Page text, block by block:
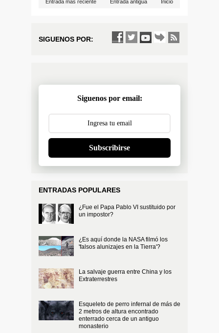
Entrada más reciente Entrada antigua Inicio
SIGUENOS POR:
Siguenos por email:
Subscribirse
ENTRADAS POPULARES
¿Fue el Papa Pablo VI sustituido por
un impostor?
¿Es aquí donde la NASA filmó los
'falsos alunizajes en la Tierra'?
La salvaje guerra entre China y los
Extraterrestres
Esqueleto de perro infernal de más de
2 metros de altura encontrado
enterrado cerca de un antiguo
monasterio